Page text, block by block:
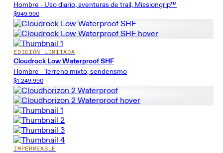
Hombre - Uso diario, aventuras de trail, Missiongrip™
$949.990
EDICIÓN LIMITADA
Cloudrock Low Waterproof SHF
Hombre - Terreno mixto, senderismo
$1.249.990
IMPERMEABLE